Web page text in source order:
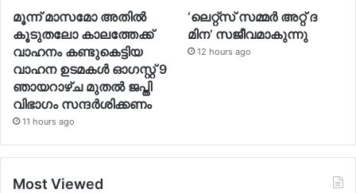
മൂന്ന് മാസമോ അതില്‍
കൂടുതലോ കാലത്തേക്ക്
വാഹനം കണ്ടുകെട്ടിയ
വാഹന ഉടമകള്‍ ഓഗസ്റ്റ് 9
ഞായറാഴ്ച മുതല്‍ ജപ്തി
വിഭാഗം സന്ദര്‍ശിക്കണം
11 hours ago
‘ലെറ്റ്‌സ് സമ്മര്‍ അറ്റ് ദ
മിന’ സജീവമാകുന്നു
12 hours ago
Most Viewed